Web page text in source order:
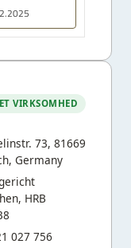
VIRKSOMHED
73, 81669
Germany
HRB
027 756